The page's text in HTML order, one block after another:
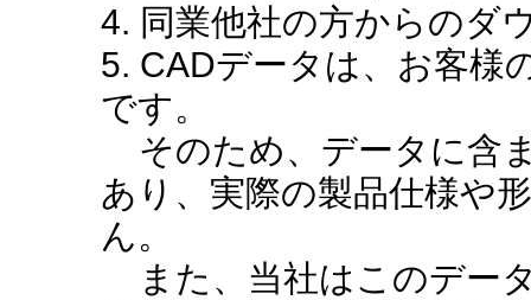
4. 同業他社の方からのダ
5. CADデータは、お客様
です。
そのため、データに含
あり、実際の製品仕様や
ん。
また、当社はこのデー